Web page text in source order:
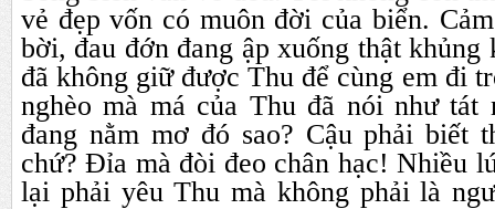
vẻ đẹp vốn có muôn đời của biển.
bời, đau đớn đang ập xuống thật
đã không giữ được Thu để cùng em đi
nghèo mà má của Thu đã nói như tát
đang nằm mơ đó sao? Cậu phải biết
chứ? Đỉa mà đòi đeo chân hạc! Nhiều
lại phải yêu Thu mà không phải là